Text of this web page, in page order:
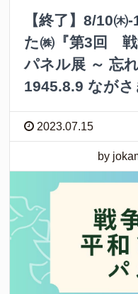
【終了】8/10
た㈱『第3回 戦
パネル展 ～ 忘
1945.8.9 ながさ
2023.07.15
by